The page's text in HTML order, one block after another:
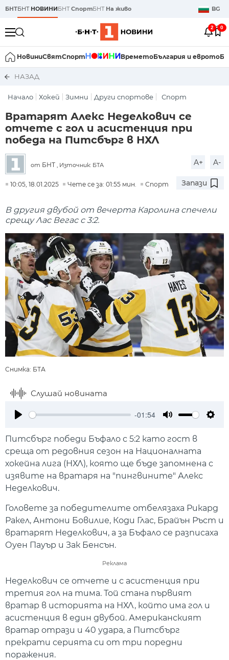
БНТБНТ НОВИНИБНТСпортБНТ На живо BG
2 0
НовиниСвятСпорт ВреметоБългария и еврото
НАЗАД
Начало Хокей Зимни Други спортове Спорт
Вратарят Алекс Неделкович се
отчете с гол и асистенция при
победа на Питсбърг в НХЛ
от БНТ , Източник: БТА A+ A-
10:05, 18.01.2025 Чете се за: 01:55 мин. Спорт Запази
В другия двубой от вечерта Каролина спечели
срещу Лас Вегас с 3:2.
Снимка: БТА
Слушай новината
-01:54
Питсбърг победи Бъфало с 5:2 като гост в
среща от редовния сезон на Националната
хокейна лига (НХЛ), която ще бъде запомнена с
изявите на вратаря на "пингвините" Алекс
Неделкович.
Головете за победителите отбелязаха Рикард
Ракел, Антони Бовилие, Коди Глас, Брайън Ръст и
вратарят Неделкович, а за Бъфало се разписаха
Оуен Пауър и Зак Бенсън.
Реклама
Неделкович се отчете и с асистенция при
третия гол на тима. Той стана първият
вратар в историята на НХЛ, който има гол и
асистенция в един двубой. Американският
вратар отрази и 40 удара, а Питсбърг
прекрати серията си от три поредни
поражения.